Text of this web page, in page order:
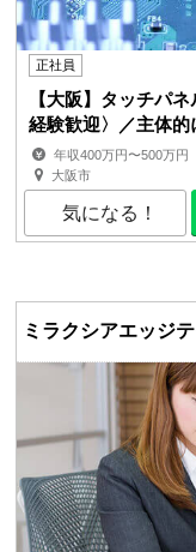
正社員
【大阪】タッチパ
経験歓迎〉／主体
年収400万円〜500万円
大阪市
気になる！
ミラクシアエッジ